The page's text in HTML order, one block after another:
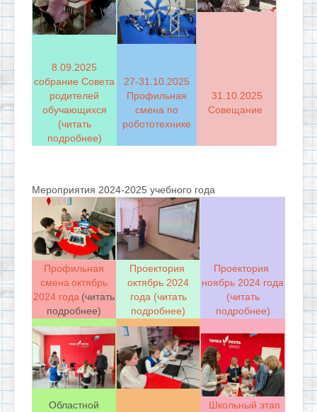
8.09.2025
собрание Совета
родителей
обучающихся
(читать
подробнее)
27-31.10.2025
Профильная
смена по
робототехнике
31.10.2025
Совещание
Мероприятия 2024-2025 учебного года
Профильная
сменаоктябрь
2024 года (читать
подробнее)
Проектория
октябрь 2024
года (читать
подробнее)
Проектория
ноябрь 2024 года
(читать
подробнее)
Областной
Школьный этап